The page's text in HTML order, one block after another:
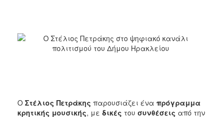
2012
Ο Στέλιος Πετράκης παρουσιάζει ένα πρόγραμμα
κρητικής μουσικής, με δικές του συνθέσεις από την